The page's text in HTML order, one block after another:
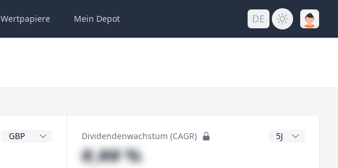
Wertpapiere Mein Depot DE
DividendenwährungDividendenwachstum (CAGR) CAGR Jahre
#,## %